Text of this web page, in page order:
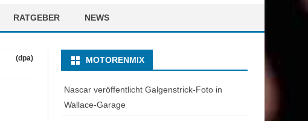
RATGEBER NEWS
(dpa) MOTORENMIX
Nascar veröffentlicht Galgenstrick-Foto in
Wallace-Garage